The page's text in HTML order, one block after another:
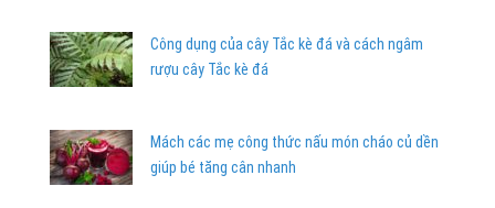
Công dụng của cây Tắc kè đá và cách ngâm
rượu cây Tắc kè đá
Mách các mẹ công thức nấu món cháo củ dền
giúp bé tăng cân nhanh